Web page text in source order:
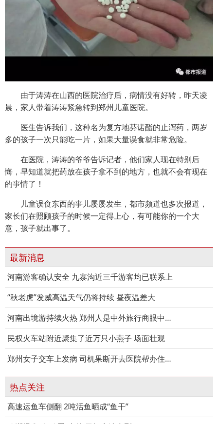
由于涛涛在山西的医院治疗后，病情没有好转，昨天凌
晨，家人带着涛涛紧急转到郑州儿童医院。
医生告诉我们，这种名为复方地芬诺酯的止泻药，两岁
多的孩子一次只能吃一片，如果大量误食就非常危险。
在医院，涛涛的爷爷告诉记者，他们家人现在特别后
悔，早知道就把药放在孩子拿不到的地方，也就不会有现在
的事情了！
儿童误食东西的事儿屡屡发生，都市频道也多次报道，
家长们在照顾孩子的时候一定得上心，有可能你的一个大
意，孩子就出事了。
最新消息
河南游客确认安全 九寨沟近三千游客均已联系上
“秋老虎”发威高温天气仍将持续 昼夜温差大
河南出境游持续火热 郑州人是中外旅行商眼中的“金主”
民权火车站附近聚集了近万只小燕子 场面壮观
郑州女子交车上发病 司机果断开去医院帮办住院手续
热点关注
高速运鱼车侧翻 2吨活鱼晒成“鱼干”